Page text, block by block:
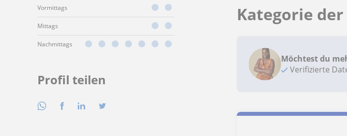
Vormittags
Mittags
Nachmittags
Profil teilen
Kategorie
Möchtest du
Verifizierte